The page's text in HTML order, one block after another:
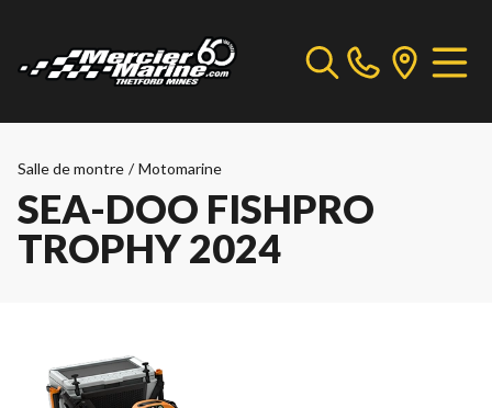
Salle de montre / Motomarine
SEA-DOO FISHPRO
TROPHY 2024